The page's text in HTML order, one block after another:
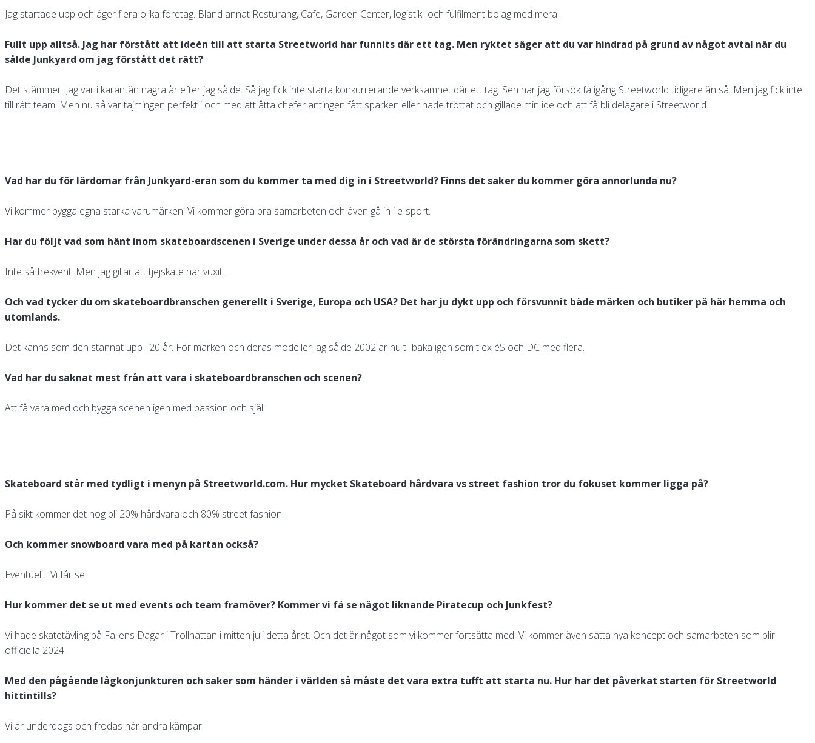
Jag startade upp och äger flera olika företag. Bland annat Resturang, Cafe, Garden Center, logistik- och fulfilment bolag med mera.
Fullt upp alltså. Jag har förstått att ideén till att starta Streetworld har funnits där ett tag. Men ryktet säger att du var hindrad på grund av något avtal när du
sålde Junkyard om jag förstått det rätt?
Det stämmer. Jag var i karantän några år efter jag sålde. Så jag fick inte starta konkurrerande verksamhet där ett tag. Sen har jag försök få igång Streetworld tidigare än så. Men jag fick inte
till rätt team. Men nu så var tajmingen perfekt i och med att åtta chefer antingen fått sparken eller hade tröttat och gillade min ide och att få bli delägare i Streetworld.
Vad har du för lärdomar från Junkyard-eran som du kommer ta med dig in i Streetworld? Finns det saker du kommer göra annorlunda nu?
Vi kommer bygga egna starka varumärken. Vi kommer göra bra samarbeten och även gå in i e-sport.
Har du följt vad som hänt inom skateboardscenen i Sverige under dessa år och vad är de största förändringarna som skett?
Inte så frekvent. Men jag gillar att tjejskate har vuxit.
Och vad tycker du om skateboardbranschen generellt i Sverige, Europa och USA? Det har ju dykt upp och försvunnit både märken och butiker på här hemma och
utomlands.
Det känns som den stannat upp i 20 år. För märken och deras modeller jag sålde 2002 är nu tillbaka igen som t ex éS och DC med flera.
Vad har du saknat mest från att vara i skateboardbranschen och scenen?
Att få vara med och bygga scenen igen med passion och själ.
Skateboard står med tydligt i menyn på Streetworld.com. Hur mycket Skateboard hårdvara vs street fashion tror du fokuset kommer ligga på?
På sikt kommer det nog bli 20% hårdvara och 80% street fashion.
Och kommer snowboard vara med på kartan också?
Eventuellt. Vi får se.
Hur kommer det se ut med events och team framöver? Kommer vi få se något liknande Piratecup och Junkfest?
Vi hade skatetävling på Fallens Dagar i Trollhättan i mitten juli detta året. Och det är något som vi kommer fortsätta med. Vi kommer även sätta nya koncept och samarbeten som blir
officiella 2024.
Med den pågående lågkonjunkturen och saker som händer i världen så måste det vara extra tufft att starta nu. Hur har det påverkat starten för Streetworld
hittintills?
Vi är underdogs och frodas när andra kämpar.